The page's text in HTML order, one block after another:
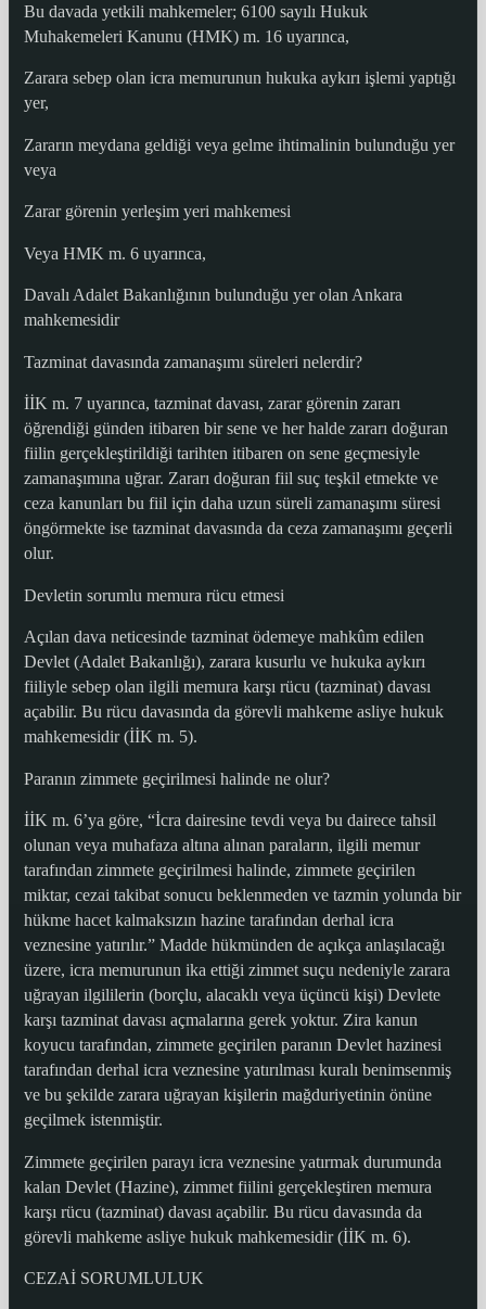
Bu davada yetkili mahkemeler; 6100 sayılı Hukuk
Muhakemeleri Kanunu (HMK) m. 16 uyarınca,
Zarara sebep olan icra memurunun hukuka aykırı işlemi yaptığı
yer,
Zararın meydana geldiği veya gelme ihtimalinin bulunduğu yer
veya
Zarar görenin yerleşim yeri mahkemesi
Veya HMK m. 6 uyarınca,
Davalı Adalet Bakanlığının bulunduğu yer olan Ankara
mahkemesidir
Tazminat davasında zamanaşımı süreleri nelerdir?
İİK m. 7 uyarınca, tazminat davası, zarar görenin zararı
öğrendiği günden itibaren bir sene ve her halde zararı doğuran
fiilin gerçekleştirildiği tarihten itibaren on sene geçmesiyle
zamanaşımına uğrar. Zararı doğuran fiil suç teşkil etmekte ve
ceza kanunları bu fiil için daha uzun süreli zamanaşımı süresi
öngörmekte ise tazminat davasında da ceza zamanaşımı geçerli
olur.
Devletin sorumlu memura rücu etmesi
Açılan dava neticesinde tazminat ödemeye mahkûm edilen
Devlet (Adalet Bakanlığı), zarara kusurlu ve hukuka aykırı
fiiliyle sebep olan ilgili memura karşı rücu (tazminat) davası
açabilir. Bu rücu davasında da görevli mahkeme asliye hukuk
mahkemesidir (İİK m. 5).
Paranın zimmete geçirilmesi halinde ne olur?
İİK m. 6’ya göre, “İcra dairesine tevdi veya bu dairece tahsil
olunan veya muhafaza altına alınan paraların, ilgili memur
tarafından zimmete geçirilmesi halinde, zimmete geçirilen
miktar, cezai takibat sonucu beklenmeden ve tazmin yolunda bir
hükme hacet kalmaksızın hazine tarafından derhal icra
veznesine yatırılır.” Madde hükmünden de açıkça anlaşılacağı
üzere, icra memurunun ika ettiği zimmet suçu nedeniyle zarara
uğrayan ilgililerin (borçlu, alacaklı veya üçüncü kişi) Devlete
karşı tazminat davası açmalarına gerek yoktur. Zira kanun
koyucu tarafından, zimmete geçirilen paranın Devlet hazinesi
tarafından derhal icra veznesine yatırılması kuralı benimsenmiş
ve bu şekilde zarara uğrayan kişilerin mağduriyetinin önüne
geçilmek istenmiştir.
Zimmete geçirilen parayı icra veznesine yatırmak durumunda
kalan Devlet (Hazine), zimmet fiilini gerçekleştiren memura
karşı rücu (tazminat) davası açabilir. Bu rücu davasında da
görevli mahkeme asliye hukuk mahkemesidir (İİK m. 6).
CEZAİ SORUMLULUK